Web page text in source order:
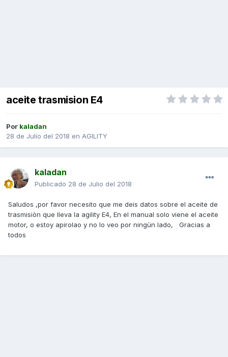
aceite trasmision E4
Por kaladan
28 de Julio del 2018 en AGILITY
kaladan
Publicado 28 de Julio del 2018
Saludos ,por favor necesito que me deis datos sobre el aceite de
trasmisiòn que lleva la agility E4, En el manual solo viene el aceite
motor, o estoy apirolao y no lo veo por ningùn lado, Gracias a
todos